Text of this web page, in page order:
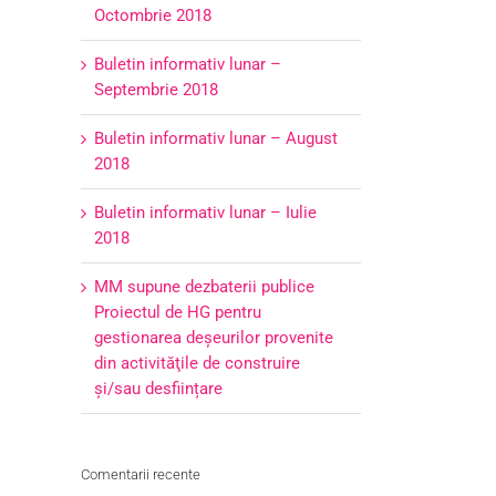
Octombrie 2018
Buletin informativ lunar –
Septembrie 2018
Buletin informativ lunar – August
2018
Buletin informativ lunar – Iulie
2018
MM supune dezbaterii publice
Proiectul de HG pentru
gestionarea deşeurilor provenite
din activităţile de construire
şi/sau desființare
Comentarii recente